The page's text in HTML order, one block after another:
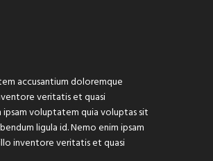
accusantium doloremque
veritatis et quasi
voluptatem quia voluptas sit
ligula id. Nemo enim ipsam
inventore veritatis et quasi